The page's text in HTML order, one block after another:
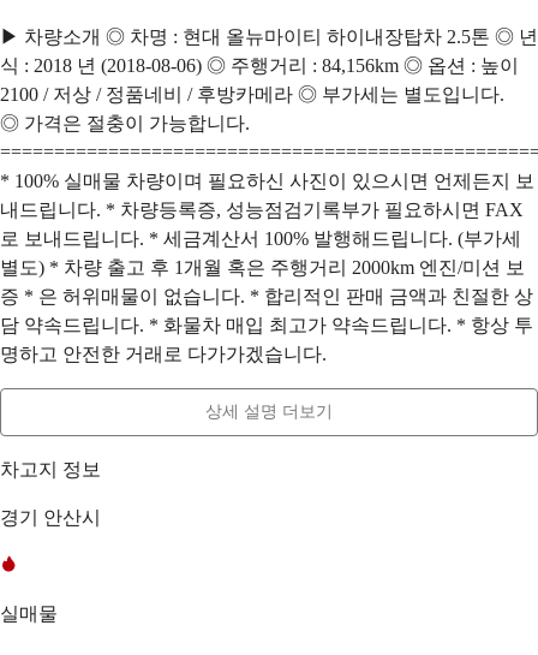
▶ 차량소개 ◎ 차명 : 현대 올뉴마이티 하이내장탑차 2.5톤 ◎ 년
식 : 2018 년 (2018-08-06) ◎ 주행거리 : 84,156km ◎ 옵션 : 높이
2100 / 저상 / 정품네비 / 후방카메라 ◎ 부가세는 별도입니다.
◎ 가격은 절충이 가능합니다.
* 100% 실매물 차량이며 필요하신 사진이 있으시면 언제든지 보
내드립니다. * 차량등록증, 성능점검기록부가 필요하시면 FAX
로 보내드립니다. * 세금계산서 100% 발행해드립니다. (부가세
별도) * 차량 출고 후 1개월 혹은 주행거리 2000km 엔진/미션 보
증 * 은 허위매물이 없습니다. * 합리적인 판매 금액과 친절한 상
담 약속드립니다. * 화물차 매입 최고가 약속드립니다. * 항상 투
명하고 안전한 거래로 다가가겠습니다.
상세 설명 더보기
차고지 정보
경기 안산시
실매물